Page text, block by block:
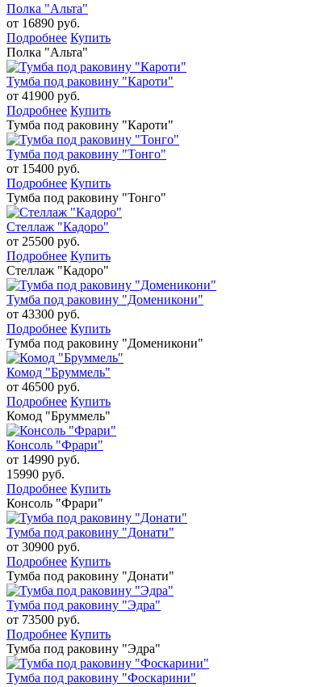
Полка "Альта"
от 16890 руб.
Подробнее Купить
Полка "Альта"
Тумба под раковину "Кароти"
от 41900 руб.
Подробнее Купить
Тумба под раковину "Кароти"
Тумба под раковину "Тонго"
от 15400 руб.
Подробнее Купить
Тумба под раковину "Тонго"
Стеллаж "Кадоро"
от 25500 руб.
Подробнее Купить
Стеллаж "Кадоро"
Тумба под раковину "Доменикони"
от 43300 руб.
Подробнее Купить
Тумба под раковину "Доменикони"
Комод "Бруммель"
от 46500 руб.
Подробнее Купить
Комод "Бруммель"
Консоль "Фрари"
от 14990 руб.
15990 руб.
Подробнее Купить
Консоль "Фрари"
Тумба под раковину "Донати"
от 30900 руб.
Подробнее Купить
Тумба под раковину "Донати"
Тумба под раковину "Эдра"
от 73500 руб.
Подробнее Купить
Тумба под раковину "Эдра"
Тумба под раковину "Фоскарини"